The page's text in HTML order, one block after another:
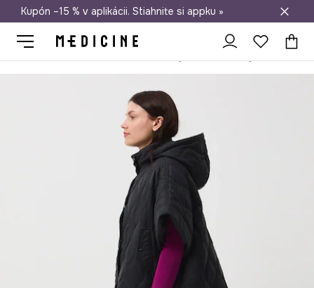
Doprava zadarmo od 50 €
Kupón –15 % v aplikácii. Stiahnite si appku »